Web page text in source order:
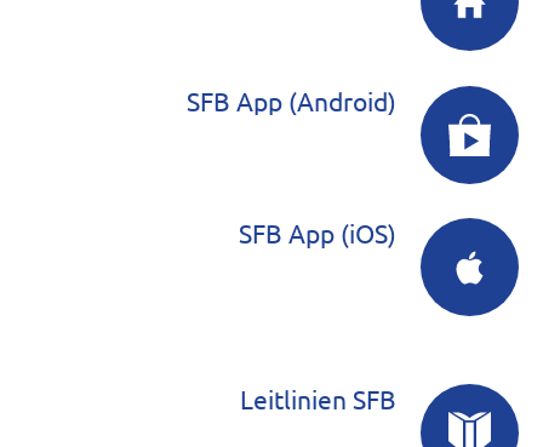
SFB App (Android)
SFB App (iOS)
Leitlinien SFB